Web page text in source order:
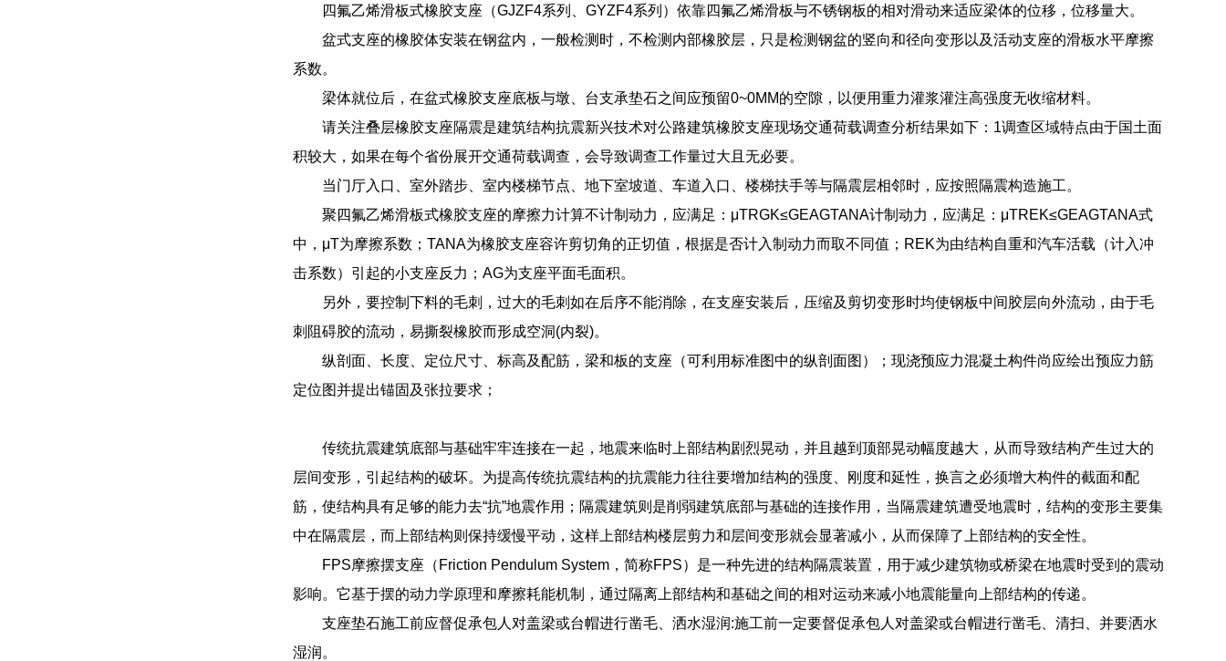
四氟乙烯滑板式橡胶支座（GJZF4系列、GYZF4系列）依靠四氟乙烯滑板与不锈钢板的相对滑动来适应梁体的位移，位移量大。
盆式支座的橡胶体安装在钢盆内，一般检测时，不检测内部橡胶层，只是检测钢盆的竖向和径向变形以及活动支座的滑板水平摩擦
系数。
梁体就位后，在盆式橡胶支座底板与墩、台支承垫石之间应预留0~0MM的空隙，以便用重力灌浆灌注高强度无收缩材料。
请关注叠层橡胶支座隔震是建筑结构抗震新兴技术对公路建筑橡胶支座现场交通荷载调查分析结果如下：1调查区域特点由于国土面
积较大，如果在每个省份展开交通荷载调查，会导致调查工作量过大且无必要。
当门厅入口、室外踏步、室内楼梯节点、地下室坡道、车道入口、楼梯扶手等与隔震层相邻时，应按照隔震构造施工。
聚四氟乙烯滑板式橡胶支座的摩擦力计算不计制动力，应满足：μTRGK≤GEAGTANA计制动力，应满足：μTREK≤GEAGTANA式
中，μT为摩擦系数；TANA为橡胶支座容许剪切角的正切值，根据是否计入制动力而取不同值；REK为由结构自重和汽车活载（计入冲
击系数）引起的小支座反力；AG为支座平面毛面积。
另外，要控制下料的毛刺，过大的毛刺如在后序不能消除，在支座安装后，压缩及剪切变形时均使钢板中间胶层向外流动，由于毛
刺阻碍胶的流动，易撕裂橡胶而形成空洞(内裂)。
纵剖面、长度、定位尺寸、标高及配筋，梁和板的支座（可利用标准图中的纵剖面图）；现浇预应力混凝土构件尚应绘出预应力筋
定位图并提出锚固及张拉要求；
传统抗震建筑底部与基础牢牢连接在一起，地震来临时上部结构剧烈晃动，并且越到顶部晃动幅度越大，从而导致结构产生过大的
层间变形，引起结构的破坏。为提高传统抗震结构的抗震能力往往要增加结构的强度、刚度和延性，换言之必须增大构件的截面和配
筋，使结构具有足够的能力去“抗”地震作用；隔震建筑则是削弱建筑底部与基础的连接作用，当隔震建筑遭受地震时，结构的变形主要集
中在隔震层，而上部结构则保持缓慢平动，这样上部结构楼层剪力和层间变形就会显著减小，从而保障了上部结构的安全性。
FPS摩擦摆支座（Friction Pendulum System，简称FPS）是一种先进的结构隔震装置，用于减少建筑物或桥梁在地震时受到的震动
影响。它基于摆的动力学原理和摩擦耗能机制，通过隔离上部结构和基础之间的相对运动来减小地震能量向上部结构的传递。
支座垫石施工前应督促承包人对盖梁或台帽进行凿毛、洒水湿润:施工前一定要督促承包人对盖梁或台帽进行凿毛、清扫、并要洒水
湿润。